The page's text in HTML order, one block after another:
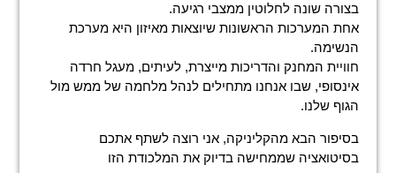
בצורה שונה לחלוטין ממצבי רגיעה.
אחת המערכות הראשונות שיוצאות מאיזון היא מערכת
הנשימה.
חוויית המחנק והדריכות מייצרת, לעיתים, מעגל חרדה
אינסופי, שבו אנחנו מתחילים לנהל מלחמה של ממש מול
הגוף שלנו.
בסיפור הבא מהקליניקה, אני רוצה לשתף אתכם
בסיטואציה שממחישה בדיוק את המלכודת הזו